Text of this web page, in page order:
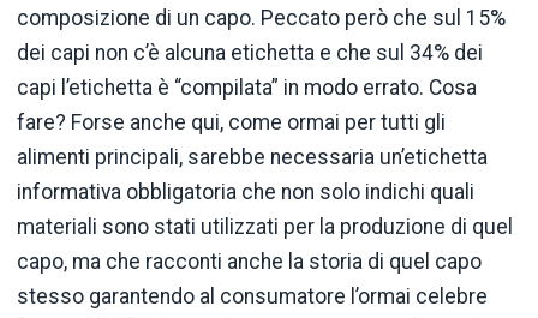
composizione di un capo. Peccato però che sul 15%
dei capi non c’è alcuna etichetta e che sul 34% dei
capi l’etichetta è “compilata” in modo errato. Cosa
fare? Forse anche qui, come ormai per tutti gli
alimenti principali, sarebbe necessaria un’etichetta
informativa obbligatoria che non solo indichi quali
materiali sono stati utilizzati per la produzione di quel
capo, ma che racconti anche la storia di quel capo
stesso garantendo al consumatore l’ormai celebre